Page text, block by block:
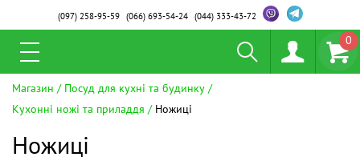
(097)258-95-59 (066)693-54-24 (044)333-43-72
0
Магазин
Посуд для кухні та будинку
Кухонні ножі та приладдя
Ножиці
Ножиці